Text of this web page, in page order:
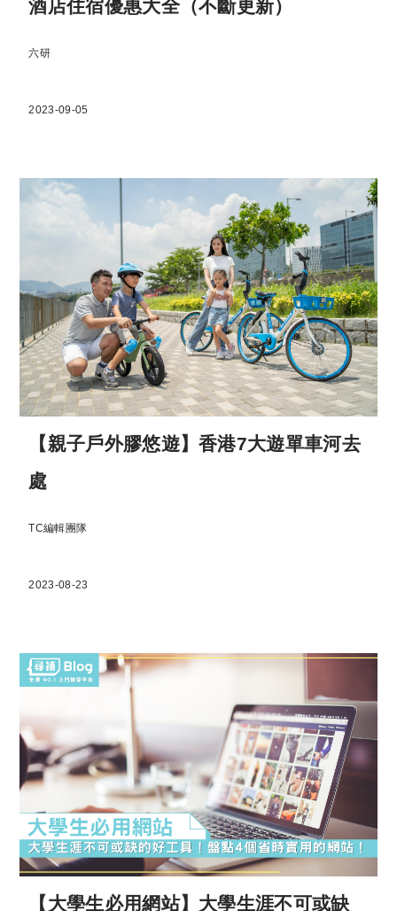
酒店住宿優惠大全（不斷更新）
六研
2023-09-05
【親子戶外膠悠遊】香港7大遊單車河去
處
TC編輯團隊
2023-08-23
【大學生必用網站】大學生涯不可或缺